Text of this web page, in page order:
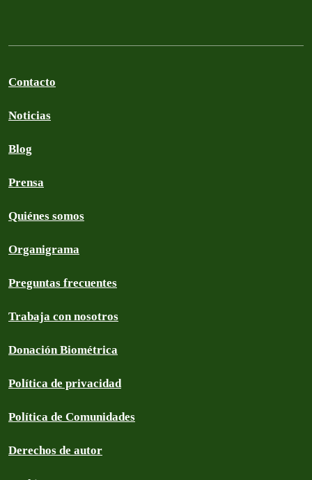
Contacto
Noticias
Blog
Prensa
Quiénes somos
Organigrama
Preguntas frecuentes
Trabaja con nosotros
Donación Biométrica
Política de privacidad
Política de Comunidades
Derechos de autor